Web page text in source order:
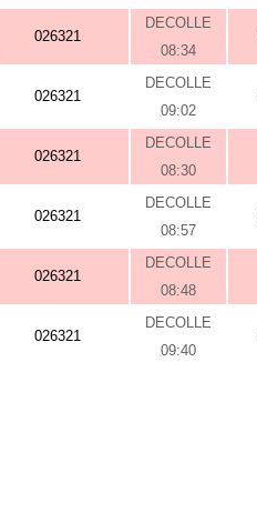
026321
DECOLLE
08:34
026321
DECOLLE
09:02
026321
DECOLLE
08:30
026321
DECOLLE
08:57
026321
DECOLLE
08:48
026321
DECOLLE
09:40